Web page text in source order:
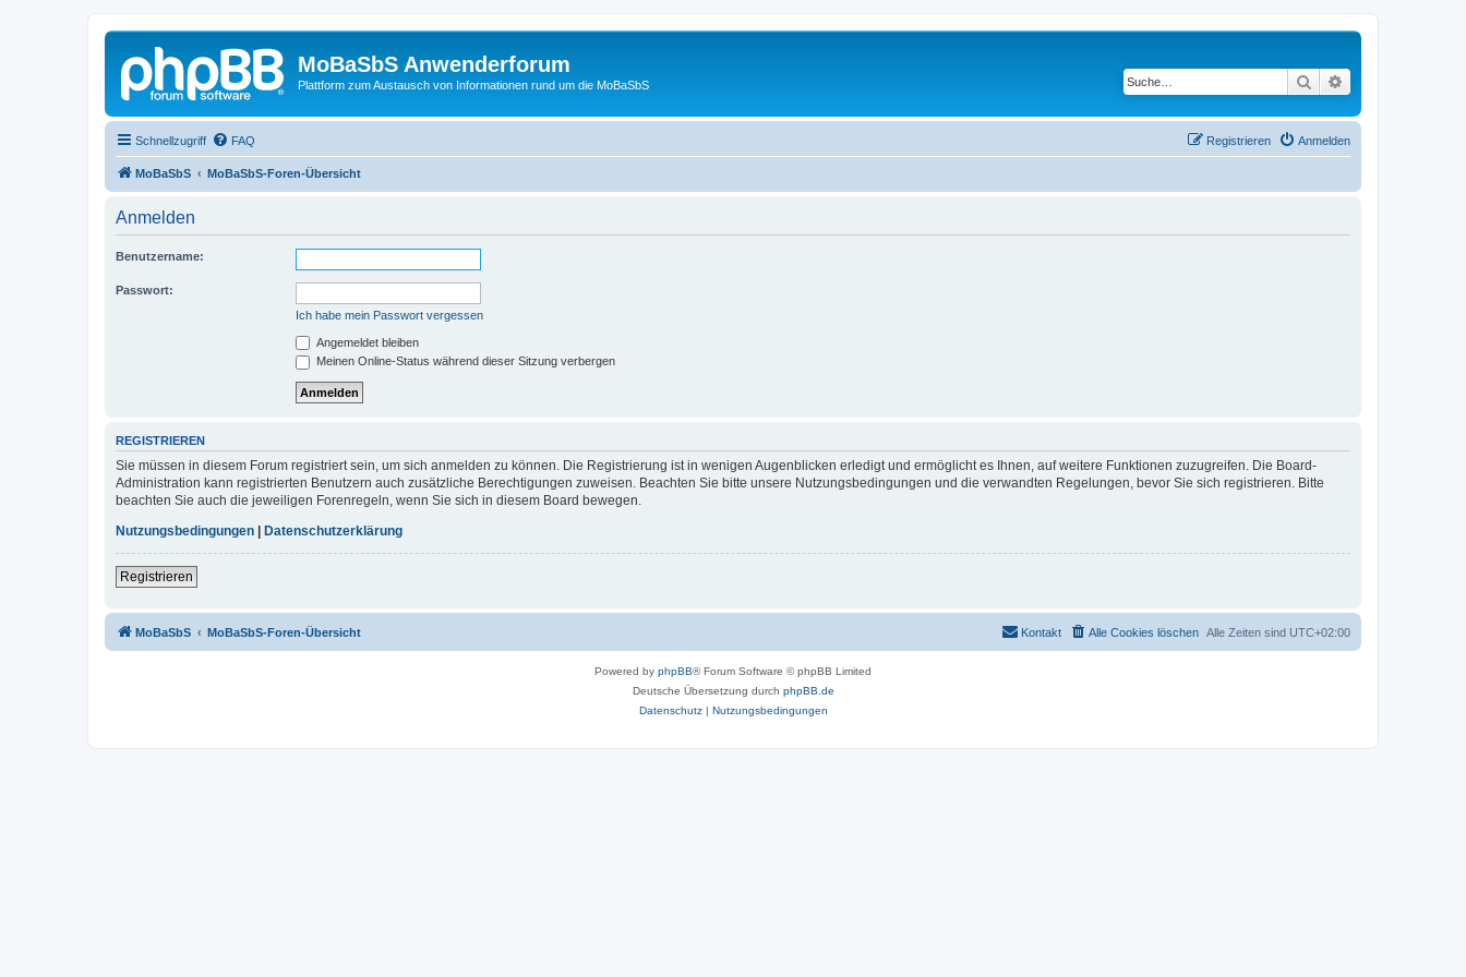
MoBaSbS Anwenderforum
Plattform zum Austausch von Informationen rund um die MoBaSbS Suche
Schnellzugriff FAQ Anmelden
Registrieren
MoBaSbS MoBaSbS-Foren-Übersicht
Anmelden
Benutzername:
Passwort:
Ich habe mein Passwort vergessen
Angemeldet bleiben
Meinen Online-Status während dieser Sitzung verbergen
REGISTRIEREN
Sie müssen in diesem Forum registriert sein, um sich anmelden zu können. Die Registrierung ist in wenigen Augenblicken erledigt und ermöglicht es Ihnen, auf weitere Funktionen zuzugreifen. Die Board-
Administration kann registrierten Benutzern auch zusätzliche Berechtigungen zuweisen. Beachten Sie bitte unsere Nutzungsbedingungen und die verwandten Regelungen, bevor Sie sich registrieren. Bitte
beachten Sie auch die jeweiligen Forenregeln, wenn Sie sich in diesem Board bewegen.
Nutzungsbedingungen
Datenschutzerklärung
Registrieren
MoBaSbS MoBaSbS-Foren-Übersicht Alle Zeiten sind UTC+02:00
Alle Cookies löschen
Kontakt
Powered by phpBB® Forum Software © phpBB Limited
Deutsche Übersetzung durch phpBB.de
Datenschutz| Nutzungsbedingungen